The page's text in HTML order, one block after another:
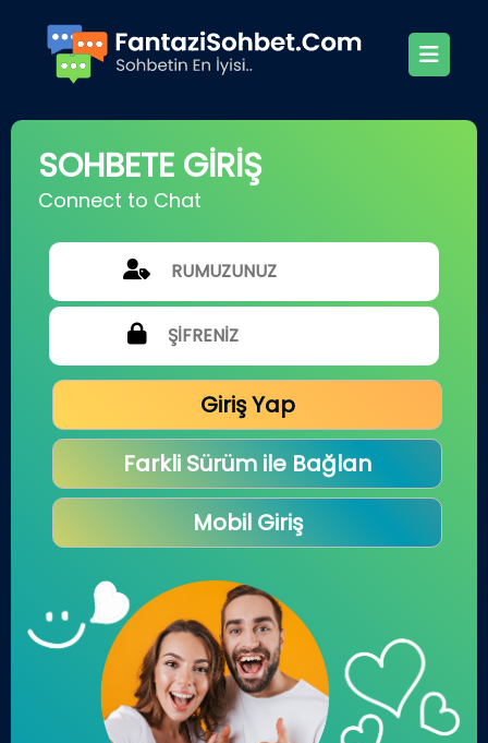
SOHBETE GİRİŞ
Connect to Chat
Giriş Yap
Farkli Sürüm ile Bağlan
Mobil Giriş